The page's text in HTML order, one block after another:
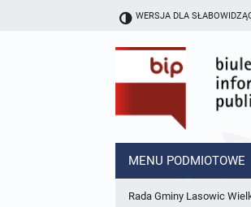
WERSJA DLA
MENU PODMIOTOWE
Rada Gminy Lasowic